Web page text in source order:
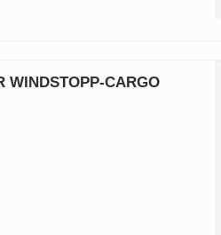
WINDSTOPP-CARGO